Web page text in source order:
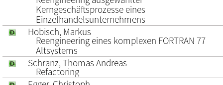
Kerngeschäftsprozesse eines
Einzelhandelsunternehmens
Hobisch, Markus
Reengineering eines komplexen FORTRAN 77
Altsystems
Schranz, Thomas Andreas
Refactoring